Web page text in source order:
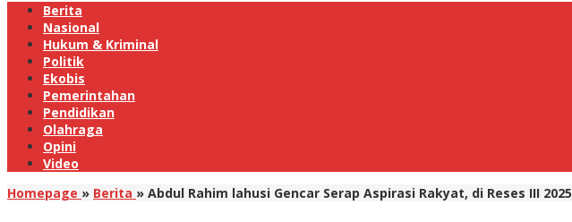
Berita
Nasional
Hukum & Kriminal
Politik
Ekobis
Pemerintahan
Pendidikan
Olahraga
Opini
Video
Homepage » Berita » Abdul Rahim lahusi Gencar Serap Aspirasi Rakyat, di Reses III 2025